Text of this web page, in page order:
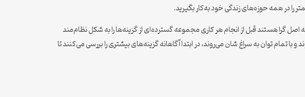
را در همه حوزه‌های زندگی خود به‌کار بگیرید.
گرا هستند قبل از انجام هر کاری مجموعه گسترده‌ای از گزینه‌ها را به شکل نظام‌مند
با تمام توان به سراغ شان می‌روند، در ابتدا آگاهانه گزینه‌های بیشتری را بررسی می‌کنند تا